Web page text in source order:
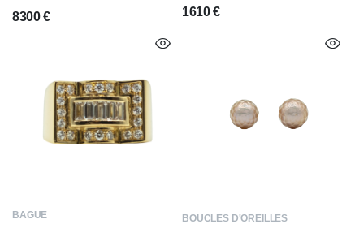
8300€ 1610€
BAGUE BOUCLES D'OREILLES